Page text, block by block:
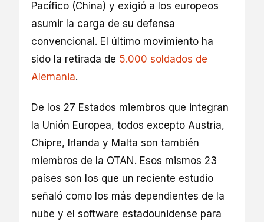
Pacífico (China) y exigió a los europeos
asumir la carga de su defensa
convencional. El último movimiento ha
sido la retirada de 5.000 soldados de
Alemania.
De los 27 Estados miembros que integran
la Unión Europea, todos excepto Austria,
Chipre, Irlanda y Malta son también
miembros de la OTAN. Esos mismos 23
países son los que un reciente estudio
señaló como los más dependientes de la
nube y el software estadounidense para